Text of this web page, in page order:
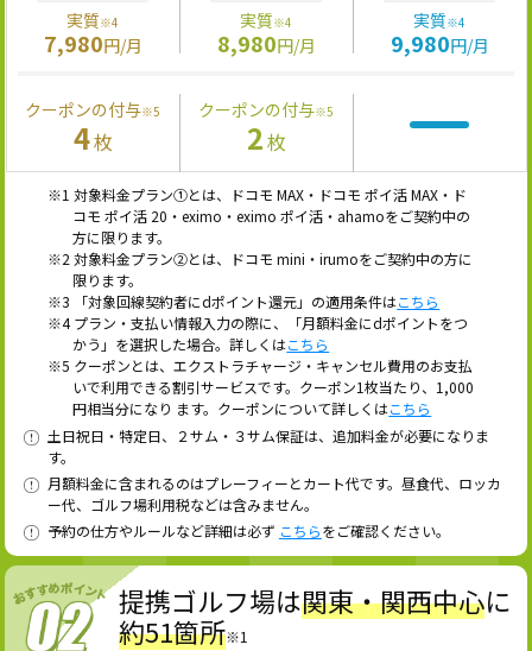
実質※4
7,980円/月
実質※4
8,980円/月
実質※4
9,980円/月
クーポンの付与※5
4枚
クーポンの付与※5
2枚
※1 対象料金プラン①とは、ドコモ MAX・ドコモ ポイ活 MAX・ド
コモ ポイ活 20・eximo・eximo ポイ活・ahamoをご契約中の
方に限ります。
※2 対象料金プラン②とは、ドコモ mini・irumoをご契約中の方に
限ります。
※3 「対象回線契約者にdポイント還元」の適用条件はこちら
※4 プラン・支払い情報入力の際に、「月額料金にdポイントをつ
かう」を選択した場合。詳しくはこちら
※5 クーポンとは、エクストラチャージ・キャンセル費用のお支払
いで利用できる割引サービスです。クーポン1枚当たり、1,000
円相当分になり ます。クーポンについて詳しくはこちら
土日祝日・特定日、２サム・３サム保証は、追加料金が必要になりま
す。
月額料金に含まれるのはプレーフィーとカート代です。昼食代、ロッカ
ー代、ゴルフ場利用税などは含みません。
予約の仕方やルールなど詳細は必ず こちらをご確認ください。
提携ゴルフ場は関東・関西中心に
約51箇所※1